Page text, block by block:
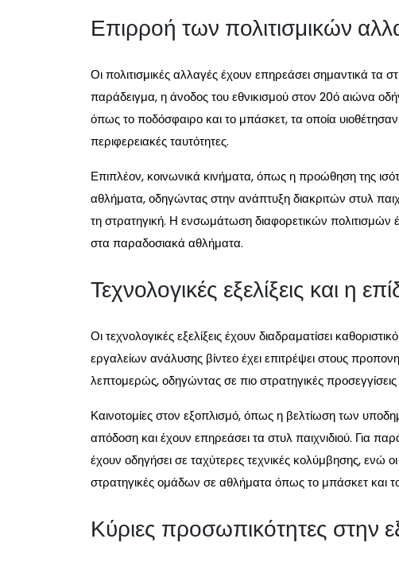
Επιρροή των πολιτισμικών
Οι πολιτισμικές αλλαγές έχουν επηρεάσει σημαντικά τα
παράδειγμα, η άνοδος του εθνικισμού στον 20ό αιώνα
όπως το ποδόσφαιρο και το μπάσκετ, τα οποία
περιφερειακές ταυτότητες.
Επιπλέον, κοινωνικά κινήματα, όπως η προώθηση της
αθλήματα, οδηγώντας στην ανάπτυξη διακριτών στυλ
τη στρατηγική. Η ενσωμάτωση διαφορετικών πολιτισμών
στα παραδοσιακά αθλήματα.
Τεχνολογικές εξελίξεις και η
Οι τεχνολογικές εξελίξεις έχουν διαδραματίσει
εργαλείων ανάλυσης βίντεο έχει επιτρέψει στους
λεπτομερώς, οδηγώντας σε πιο στρατηγικές
Καινοτομίες στον εξοπλισμό, όπως η βελτίωση των
απόδοση και έχουν επηρεάσει τα στυλ παιχνιδιού. Για
έχουν οδηγήσει σε ταχύτερες τεχνικές κολύμβησης, ενώ
στρατηγικές ομάδων σε αθλήματα όπως το μπάσκετ και
Κύριες προσωπικότητες στην